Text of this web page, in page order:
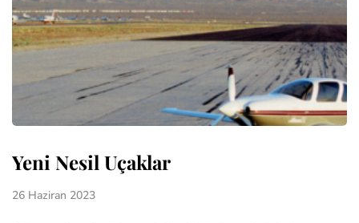
Yeni Nesil Uçaklar
26 Haziran 2023